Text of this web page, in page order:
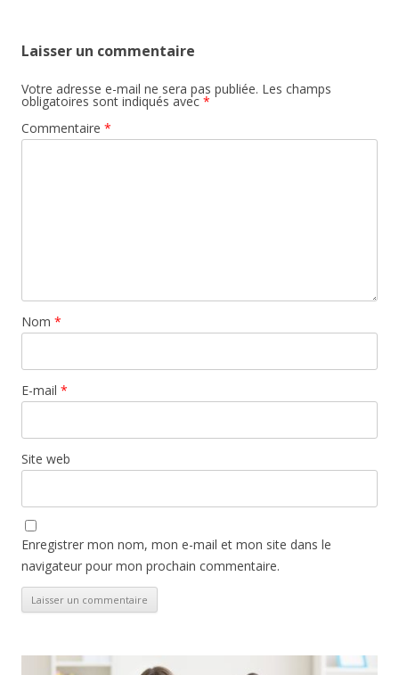
Laisser un commentaire
Votre adresse e-mail ne sera pas publiée. Les champs
obligatoires sont indiqués avec *
Commentaire *
Nom *
E-mail *
Site web
Enregistrer mon nom, mon e-mail et mon site dans le
navigateur pour mon prochain commentaire.